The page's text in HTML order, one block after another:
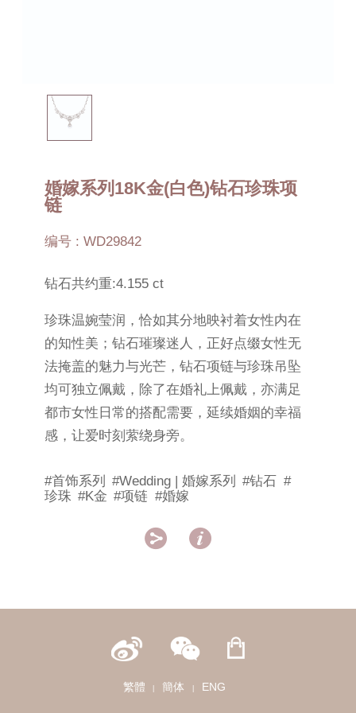
婚嫁系列18K金(白色)钻石珍珠项
链
编号 : WD29842
钻石共约重:4.155 ct
珍珠温婉莹润，恰如其分地映衬着女性内在
的知性美；钻石璀璨迷人，正好点缀女性无
法掩盖的魅力与光芒，钻石项链与珍珠吊坠
均可独立佩戴，除了在婚礼上佩戴，亦满足
都市女性日常的搭配需要，延续婚姻的幸福
感，让爱时刻萦绕身旁。
#首饰系列 #Wedding | 婚嫁系列 #钻石 #
珍珠 #K金 #项链 #婚嫁
 
繁體 簡体 ENG